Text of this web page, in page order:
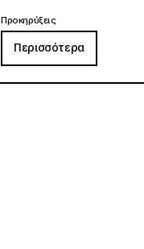
Προκηρύξεις
Περισσότερα